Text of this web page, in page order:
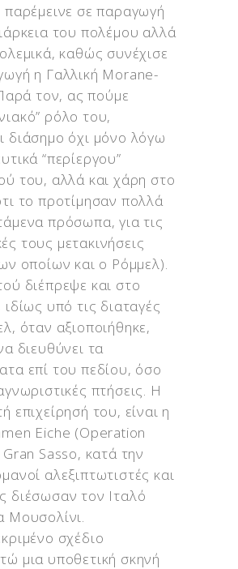
παρέμεινε σε παραγωγή
του πολέμου αλλά
καθώς συνέχισε
η Γαλλική Morane-
τον, ας πούμε
ρόλο του,
διάσημο όχι μόνο λόγω
“περίεργου”
του, αλλά και χάρη στο
το προτίμησαν πολλά
πρόσωπα, για τις
τους μετακινήσεις
οποίων και ο Ρόμμελ).
διέπρεψε και στο
υπό τις διαταγές
όταν αξιοποιήθηκε,
διευθύνει τα
επί του πεδίου, όσο
πτήσεις. Η
επιχείρησή του, είναι η
Eiche (Operation
Sasso, κατά την
αλεξιπτωτιστές και
διέσωσαν τον Ιταλό
Μουσολίνι.
σχέδιο
μια υποθετική σκηνή